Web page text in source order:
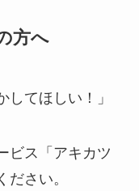
方へ
してほしい！」
ビス「アキカツ
さい。